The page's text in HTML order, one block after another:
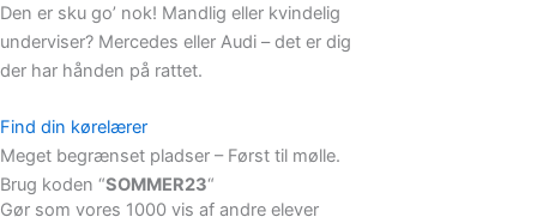
Den er sku go’ nok! Mandlig eller kvindelig
underviser? Mercedes eller Audi – det er dig
der har hånden på rattet.
Find din kørelærer
Meget begrænset pladser – Først til mølle.
Brug koden “SOMMER23“
Gør som vores 1000 vis af andre elever